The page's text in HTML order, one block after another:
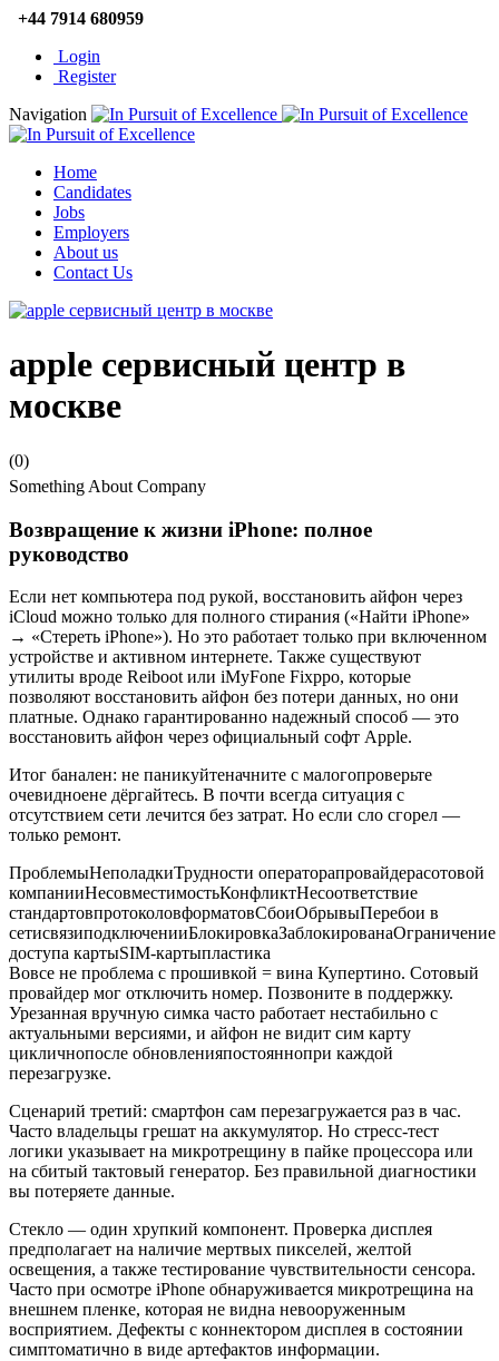
+44 7914 680959
Login
Register
Navigation
Home
Candidates
Jobs
Employers
About us
Contact Us
apple сервисный центр в
москве
(0)
Something About Company
Возвращение к жизни iPhone: полное
руководство
Если нет компьютера под рукой, восстановить айфон через
iCloud можно только для полного стирания («Найти iPhone»
→ «Стереть iPhone»). Но это работает только при включенном
устройстве и активном интернете. Также существуют
утилиты вроде Reiboot или iMyFone Fixppo, которые
позволяют восстановить айфон без потери данных, но они
платные. Однако гарантированно надежный способ — это
восстановить айфон через официальный софт Apple.
Итог банален: не паникуйтеначните с малогопроверьте
очевидноене дёргайтесь. В почти всегда ситуация с
отсутствием сети лечится без затрат. Но если сло сгорел —
только ремонт.
ПроблемыНеполадкиТрудности операторапровайдерасотовой
компанииНесовместимостьКонфликтНесоответствие
стандартовпротоколовформатовСбоиОбрывыПеребои в
сетисвязиподключенииБлокировкаЗаблокированаОграничение
доступа картыSIM-картыпластика
Вовсе не проблема с прошивкой = вина Купертино. Сотовый
провайдер мог отключить номер. Позвоните в поддержку.
Урезанная вручную симка часто работает нестабильно с
актуальными версиями, и айфон не видит сим карту
цикличнопосле обновленияпостояннопри каждой
перезагрузке.
Сценарий третий: смартфон сам перезагружается раз в час.
Часто владельцы грешат на аккумулятор. Но стресс-тест
логики указывает на микротрещину в пайке процессора или
на сбитый тактовый генератор. Без правильной диагностики
вы потеряете данные.
Стекло — один хрупкий компонент. Проверка дисплея
предполагает на наличие мертвых пикселей, желтой
освещения, а также тестирование чувствительности сенсора.
Часто при осмотре iPhone обнаруживается микротрещина на
внешнем пленке, которая не видна невооруженным
восприятием. Дефекты с коннектором дисплея в состоянии
симптоматично в виде артефактов информации.